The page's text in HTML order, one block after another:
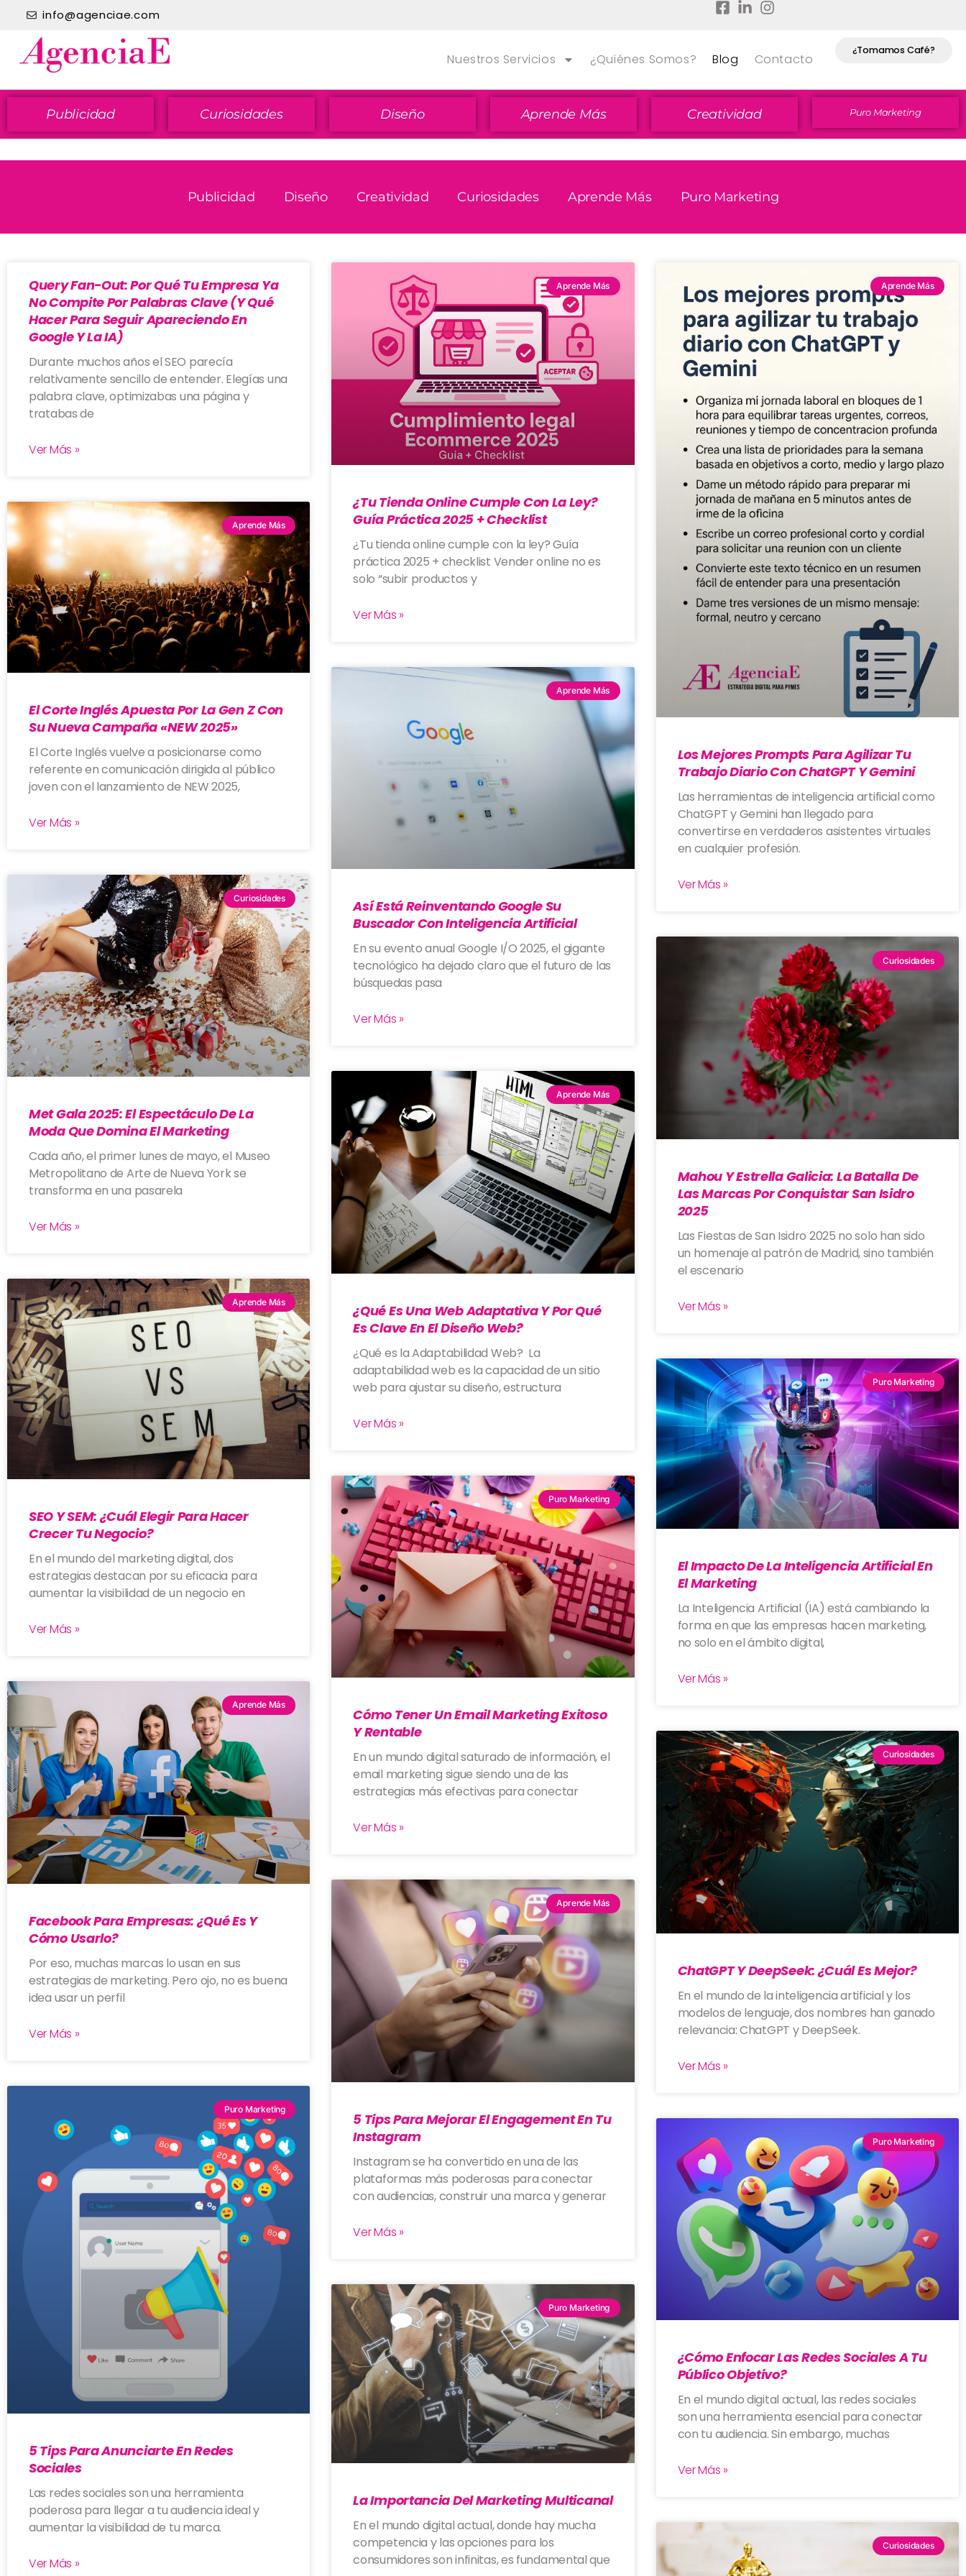
info@agenciae.com
Nuestros Servicios ¿Quiénes Somos? Blog Contacto
¿Tomamos Café?
Publicidad Curiosidades Diseño Aprende Más Creatividad Puro Marketing
Publicidad Diseño Creatividad Curiosidades Aprende Más Puro Marketing
Query Fan-Out: Por Qué Tu Empresa Ya
No Compite Por Palabras Clave (y Qué
Hacer Para Seguir Apareciendo En
Google Y La IA)
Durante muchos años el SEO parecía
relativamente sencillo de entender. Elegías una
palabra clave, optimizabas una página y
tratabas de
Ver Más »
Aprende Más
¿Tu Tienda Online Cumple Con La Ley?
Guía Práctica 2025 + Checklist
¿Tu tienda online cumple con la ley? Guía
práctica 2025 + checklist Vender online no es
solo “subir productos y
Ver Más »
Aprende Más
Los Mejores Prompts Para Agilizar Tu
Trabajo Diario Con ChatGPT Y Gemini
Las herramientas de inteligencia artificial como
ChatGPT y Gemini han llegado para
convertirse en verdaderos asistentes virtuales
en cualquier profesión.
Ver Más »
Aprende Más
El Corte Inglés Apuesta Por La Gen Z Con
Su Nueva Campaña «NEW 2025»
El Corte Inglés vuelve a posicionarse como
referente en comunicación dirigida al público
joven con el lanzamiento de NEW 2025,
Ver Más »
Aprende Más
Así Está Reinventando Google Su
Buscador Con Inteligencia Artificial
En su evento anual Google I/O 2025, el gigante
tecnológico ha dejado claro que el futuro de las
búsquedas pasa
Ver Más »
Curiosidades
Mahou Y Estrella Galicia: La Batalla De
Las Marcas Por Conquistar San Isidro
2025
Las Fiestas de San Isidro 2025 no solo han sido
un homenaje al patrón de Madrid, sino también
el escenario
Ver Más »
Curiosidades
Met Gala 2025: El Espectáculo De La
Moda Que Domina El Marketing
Cada año, el primer lunes de mayo, el Museo
Metropolitano de Arte de Nueva York se
transforma en una pasarela
Ver Más »
Aprende Más
¿Qué Es Una Web Adaptativa Y Por Qué
Es Clave En El Diseño Web?
¿Qué es la Adaptabilidad Web? La
adaptabilidad web es la capacidad de un sitio
web para ajustar su diseño, estructura
Ver Más »
Puro Marketing
El Impacto De La Inteligencia Artificial En
El Marketing
La Inteligencia Artificial (IA) está cambiando la
forma en que las empresas hacen marketing,
no solo en el ámbito digital,
Ver Más »
Aprende Más
SEO Y SEM: ¿Cuál Elegir Para Hacer
Crecer Tu Negocio?
En el mundo del marketing digital, dos
estrategias destacan por su eficacia para
aumentar la visibilidad de un negocio en
Ver Más »
Puro Marketing
Cómo Tener Un Email Marketing Exitoso
Y Rentable
En un mundo digital saturado de información, el
email marketing sigue siendo una de las
estrategias más efectivas para conectar
Ver Más »
Curiosidades
ChatGPT Y DeepSeek: ¿cuál Es Mejor?
En el mundo de la inteligencia artificial y los
modelos de lenguaje, dos nombres han ganado
relevancia: ChatGPT y DeepSeek.
Ver Más »
Aprende Más
Facebook Para Empresas: ¿qué Es Y
Cómo Usarlo?
Por eso, muchas marcas lo usan en sus
estrategias de marketing. Pero ojo, no es buena
idea usar un perfil
Ver Más »
Aprende Más
5 Tips Para Mejorar El Engagement En Tu
Instagram
Instagram se ha convertido en una de las
plataformas más poderosas para conectar
con audiencias, construir una marca y generar
Ver Más »
Puro Marketing
¿Cómo Enfocar Las Redes Sociales A Tu
Público Objetivo?
En el mundo digital actual, las redes sociales
son una herramienta esencial para conectar
con tu audiencia. Sin embargo, muchas
Ver Más »
Puro Marketing
5 Tips Para Anunciarte En Redes
Sociales
Las redes sociales son una herramienta
poderosa para llegar a tu audiencia ideal y
aumentar la visibilidad de tu marca.
Ver Más »
Puro Marketing
La Importancia Del Marketing Multicanal
En el mundo digital actual, donde hay mucha
competencia y las opciones para los
consumidores son infinitas, es fundamental que
Curiosidades